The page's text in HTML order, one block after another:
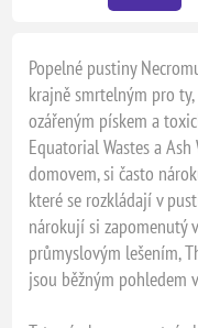
Popelné pustiny
krajně smrtelným pro
ozářeným pískem a
Equatorial Wastes a
domovem, si často
které se rozkládají v
nárokují si zapomenutý
průmyslovým lešením,
jsou běžným pohledem